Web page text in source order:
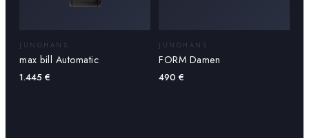
JUNGHANS
max bill Automatic
1.445 €
JUNGHANS
FORM Damen
490 €